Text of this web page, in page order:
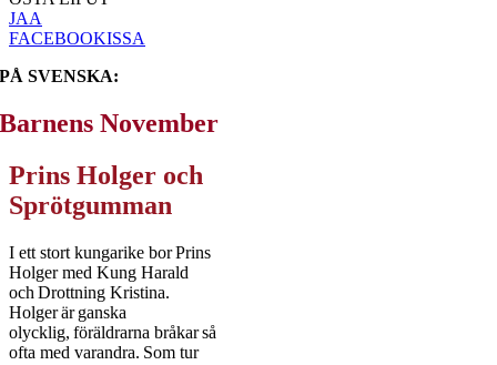
JAA
FACEBOOKISSA
PÅ SVENSKA:
Barnens November
Prins Holger och
Sprötgumman
I ett stort kungarike bor Prins
Holger med Kung Harald
och Drottning Kristina.
Holger är ganska
olycklig, föräldrarna bråkar så
ofta med varandra. Som tur